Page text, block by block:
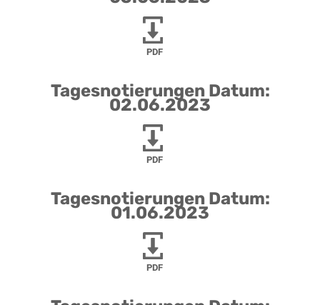
PDF
Tagesnotierungen Datum:
02.06.2023
PDF
Tagesnotierungen Datum:
01.06.2023
PDF